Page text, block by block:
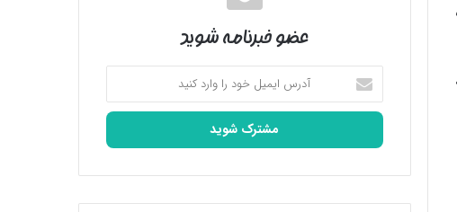
عضو خبرنامه شوید
آدرس
ایمیل
خود
وارد